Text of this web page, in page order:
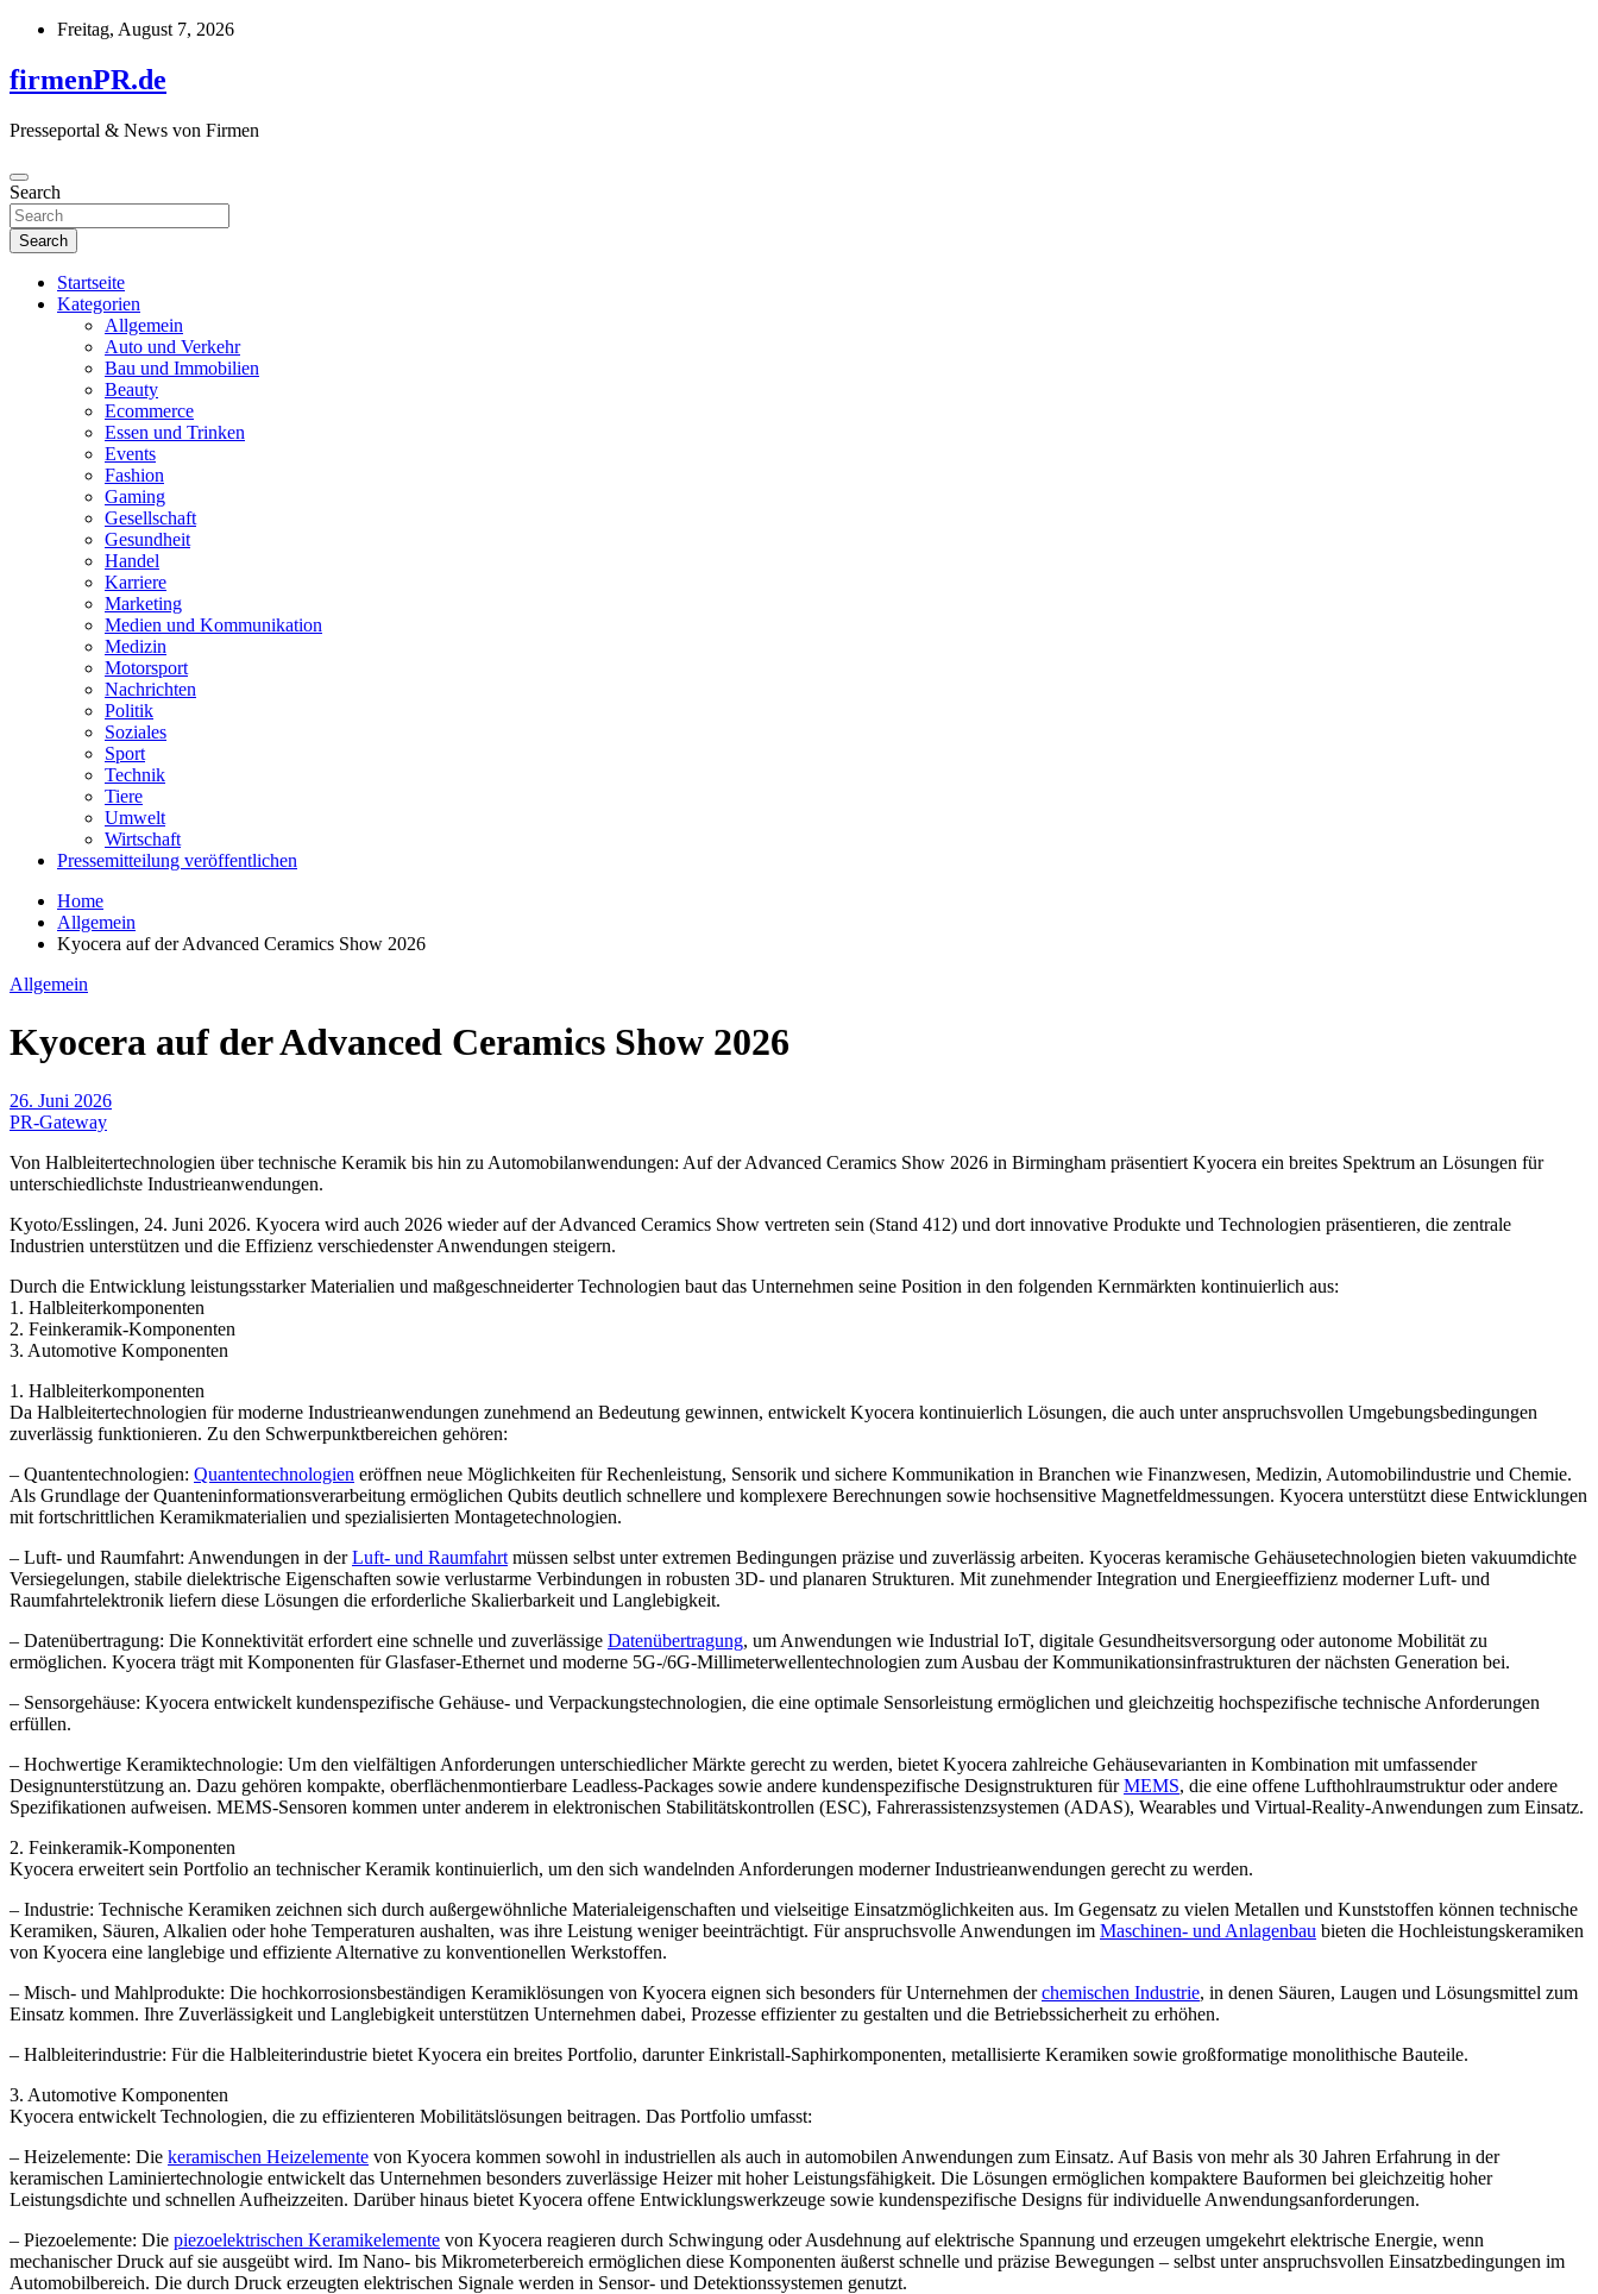
Skip
content
Freitag, August 7, 2026
firmenPR.de
Presseportal & News von Firmen
Search
Search
Startseite
Kategorien
Allgemein
Auto und Verkehr
Bau und Immobilien
Beauty
Ecommerce
Essen und Trinken
Events
Fashion
Gaming
Gesellschaft
Gesundheit
Handel
Karriere
Marketing
Medien und Kommunikation
Medizin
Motorsport
Nachrichten
Politik
Soziales
Sport
Technik
Tiere
Umwelt
Wirtschaft
Pressemitteilung veröffentlichen
Home
Allgemein
Kyocera auf der Advanced Ceramics Show 2026
Allgemein
Kyocera auf der Advanced Ceramics Show 2026
26. Juni 2026
PR-Gateway
Von Halbleitertechnologien über technische Keramik bis hin zu Automobilanwendungen: Auf der Advanced Ceramics Show 2026 in Birmingham präsentiert Kyocera ein breites Spektrum an Lösungen für
unterschiedlichste Industrieanwendungen.
Kyoto/Esslingen, 24. Juni 2026. Kyocera wird auch 2026 wieder auf der Advanced Ceramics Show vertreten sein (Stand 412) und dort innovative Produkte und Technologien präsentieren, die zentrale
Industrien unterstützen und die Effizienz verschiedenster Anwendungen steigern.
Durch die Entwicklung leistungsstarker Materialien und maßgeschneiderter Technologien baut das Unternehmen seine Position in den folgenden Kernmärkten kontinuierlich aus:
1. Halbleiterkomponenten
2. Feinkeramik-Komponenten
3. Automotive Komponenten
1. Halbleiterkomponenten
Da Halbleitertechnologien für moderne Industrieanwendungen zunehmend an Bedeutung gewinnen, entwickelt Kyocera kontinuierlich Lösungen, die auch unter anspruchsvollen Umgebungsbedingungen
zuverlässig funktionieren. Zu den Schwerpunktbereichen gehören:
– Quantentechnologien: Quantentechnologien eröffnen neue Möglichkeiten für Rechenleistung, Sensorik und sichere Kommunikation in Branchen wie Finanzwesen, Medizin, Automobilindustrie und Chemie.
Als Grundlage der Quanteninformationsverarbeitung ermöglichen Qubits deutlich schnellere und komplexere Berechnungen sowie hochsensitive Magnetfeldmessungen. Kyocera unterstützt diese Entwicklungen
mit fortschrittlichen Keramikmaterialien und spezialisierten Montagetechnologien.
– Luft- und Raumfahrt: Anwendungen in derLuft- und Raumfahrt müssen selbst unter extremen Bedingungen präzise und zuverlässig arbeiten. Kyoceras keramische Gehäusetechnologien bieten vakuumdichte
Versiegelungen, stabile dielektrische Eigenschaften sowie verlustarme Verbindungen in robusten 3D- und planaren Strukturen. Mit zunehmender Integration und Energieeffizienz moderner Luft- und
Raumfahrtelektronik liefern diese Lösungen die erforderliche Skalierbarkeit und Langlebigkeit.
– Datenübertragung: Die Konnektivität erfordert eine schnelle und zuverlässige Datenübertragung, um Anwendungen wie Industrial IoT, digitale Gesundheitsversorgung oder autonome Mobilität zu
ermöglichen. Kyocera trägt mit Komponenten für Glasfaser-Ethernet und moderne 5G-/6G-Millimeterwellentechnologien zum Ausbau der Kommunikationsinfrastrukturen der nächsten Generation bei.
– Sensorgehäuse: Kyocera entwickelt kundenspezifische Gehäuse- und Verpackungstechnologien, die eine optimale Sensorleistung ermöglichen und gleichzeitig hochspezifische technische Anforderungen
erfüllen.
– Hochwertige Keramiktechnologie: Um den vielfältigen Anforderungen unterschiedlicher Märkte gerecht zu werden, bietet Kyocera zahlreiche Gehäusevarianten in Kombination mit umfassender
Designunterstützung an. Dazu gehören kompakte, oberflächenmontierbare Leadless-Packages sowie andere kundenspezifische Designstrukturen fürMEMS, die eine offene Lufthohlraumstruktur oder andere
Spezifikationen aufweisen. MEMS-Sensoren kommen unter anderem in elektronischen Stabilitätskontrollen (ESC), Fahrerassistenzsystemen (ADAS), Wearables und Virtual-Reality-Anwendungen zum Einsatz.
2. Feinkeramik-Komponenten
Kyocera erweitert sein Portfolio an technischer Keramik kontinuierlich, um den sich wandelnden Anforderungen moderner Industrieanwendungen gerecht zu werden.
– Industrie: Technische Keramiken zeichnen sich durch außergewöhnliche Materialeigenschaften und vielseitige Einsatzmöglichkeiten aus. Im Gegensatz zu vielen Metallen und Kunststoffen können technische
Keramiken, Säuren, Alkalien oder hohe Temperaturen aushalten, was ihre Leistung weniger beeinträchtigt. Für anspruchsvolle Anwendungen im Maschinen- und Anlagenbau bieten die Hochleistungskeramiken
von Kyocera eine langlebige und effiziente Alternative zu konventionellen Werkstoffen.
– Misch- und Mahlprodukte: Die hochkorrosionsbeständigen Keramiklösungen von Kyocera eignen sich besonders für Unternehmen derchemischen Industrie, in denen Säuren, Laugen und Lösungsmittel zum
Einsatz kommen. Ihre Zuverlässigkeit und Langlebigkeit unterstützen Unternehmen dabei, Prozesse effizienter zu gestalten und die Betriebssicherheit zu erhöhen.
– Halbleiterindustrie: Für die Halbleiterindustrie bietet Kyocera ein breites Portfolio, darunter Einkristall-Saphirkomponenten, metallisierte Keramiken sowie großformatige monolithische Bauteile.
3. Automotive Komponenten
Kyocera entwickelt Technologien, die zu effizienteren Mobilitätslösungen beitragen. Das Portfolio umfasst:
– Heizelemente: Die keramischen Heizelemente von Kyocera kommen sowohl in industriellen als auch in automobilen Anwendungen zum Einsatz. Auf Basis von mehr als 30 Jahren Erfahrung in der
keramischen Laminiertechnologie entwickelt das Unternehmen besonders zuverlässige Heizer mit hoher Leistungsfähigkeit. Die Lösungen ermöglichen kompaktere Bauformen bei gleichzeitig hoher
Leistungsdichte und schnellen Aufheizzeiten. Darüber hinaus bietet Kyocera offene Entwicklungswerkzeuge sowie kundenspezifische Designs für individuelle Anwendungsanforderungen.
– Piezoelemente: Die piezoelektrischen Keramikelemente von Kyocera reagieren durch Schwingung oder Ausdehnung auf elektrische Spannung und erzeugen umgekehrt elektrische Energie, wenn
mechanischer Druck auf sie ausgeübt wird. Im Nano- bis Mikrometerbereich ermöglichen diese Komponenten äußerst schnelle und präzise Bewegungen – selbst unter anspruchsvollen Einsatzbedingungen im
Automobilbereich. Die durch Druck erzeugten elektrischen Signale werden in Sensor- und Detektionssystemen genutzt.